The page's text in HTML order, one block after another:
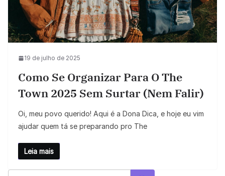
19 de julho de 2025
Como Se Organizar Para O The
Town 2025 Sem Surtar (nem Falir)
Oi, meu povo querido! Aqui é a Dona Dica, e hoje eu vim
ajudar quem tá se preparando pro The
Leia mais